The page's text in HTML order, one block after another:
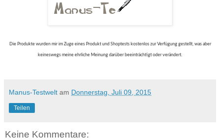
Die Produkte wurden mir im Zuge eines Produkt und Shoptests kostenlos zur Verfügung gestellt, was aber
keineswegs meine ehrliche Meinung darüber beeinträchtigt oder verändert.
Manus-Testwelt am Donnerstag, Juli 09, 2015
Teilen
Keine Kommentare: